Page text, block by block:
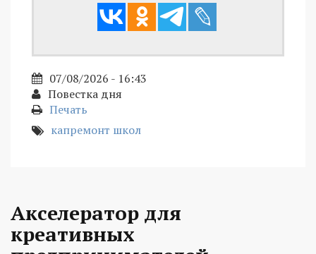
07/08/2026 - 16:43
Повестка дня
Печать
капремонт школ
Акселератор для
креативных